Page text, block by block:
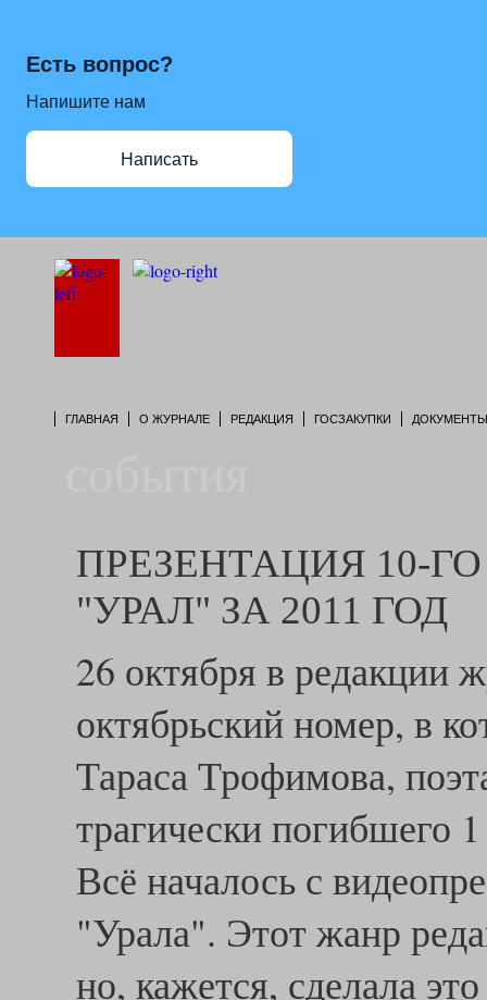
Есть вопрос?
Напишите нам
Написать
ГЛАВНАЯ О ЖУРНАЛЕ РЕДАКЦИЯ ГОСЗАКУПКИ ДОКУМЕНТЫ
ПРЕЗЕНТАЦИЯ 10-
"УРАЛ" ЗА 2011 ГОД
26 октября в редакции
октябрьский номер, в
Тараса Трофимова,
трагически погибшего
Всё началось с
"Урала". Этот жанр
но, кажется, сделала